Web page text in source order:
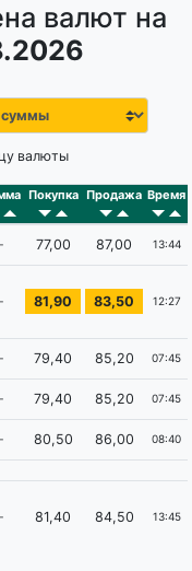
валют на
валюты
Покупка Продажа Время
- 77,00 87,00 13:44
- 81,90 83,50 12:27
- 79,40 85,20 07:45
- 79,40 85,20 07:45
- 80,50 86,00 08:40
- 81,40 84,50 13:45